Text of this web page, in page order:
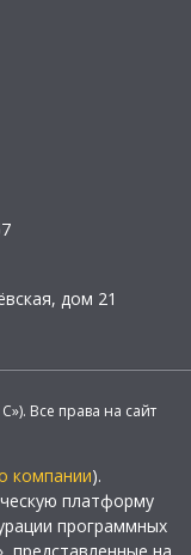
дом 21
Все права на сайт
о компании).
платформу
программных